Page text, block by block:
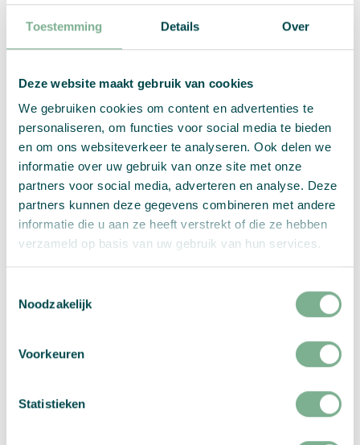
Toestemming Details Over
Deze website maakt gebruik van cookies
We gebruiken cookies om content en advertenties te
personaliseren, om functies voor social media te bieden
en om ons websiteverkeer te analyseren. Ook delen we
informatie over uw gebruik van onze site met onze
partners voor social media, adverteren en analyse. Deze
partners kunnen deze gegevens combineren met andere
informatie die u aan ze heeft verstrekt of die ze hebben
verzameld op basis van uw gebruik van hun services.
Noodzakelijk
Voorkeuren
Statistieken
info@growingpaper.nl
+31 73 54 32 986
Samenvatting:
Aantal: Menukaarten
aantal
PER STUK
excl btw